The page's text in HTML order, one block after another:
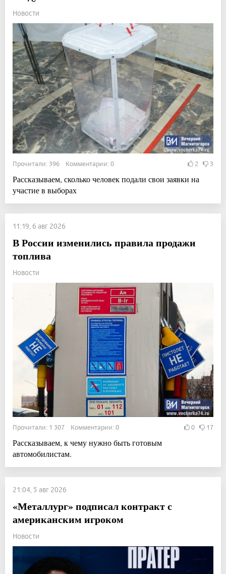
Новости
Прочитали: 396 Комментарии: 0 2 3
Рассказываем, сколько человек подали свои заявки на
участие в выборах
11:19, 6 авг 2026
В России изменились правила продажи
топлива
Новости
Прочитали: 1 307 Комментарии: 0 0 17
Рассказываем, к чему нужно быть готовым
автомобилистам.
21:04, 5 авг 2026
«Металлург» подписал контракт с
американским игроком
Новости